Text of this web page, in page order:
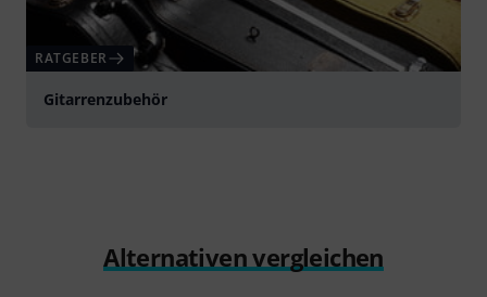
RATGEBER
Gitarrenzubehör
Alternativen vergleichen